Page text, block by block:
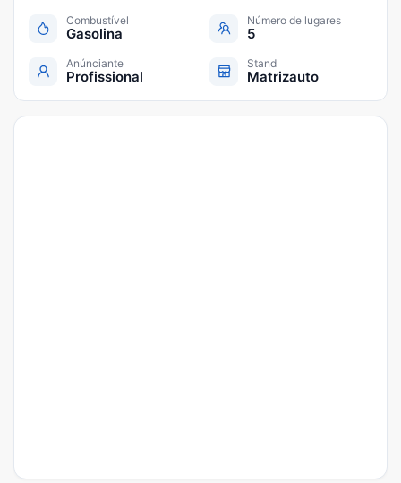
Combustível
Gasolina
Número de lugares
5
Anúnciante
Profissional
Stand
Matrizauto